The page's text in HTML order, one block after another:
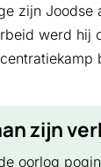
zijn Joodse
werd hij
zijn
oorlog